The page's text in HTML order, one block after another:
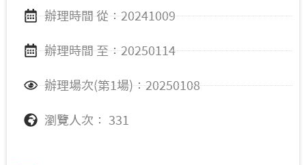
辦理時間 從：20241009
辦理時間 至：20250114
辦理場次(第1場)：20250108
瀏覽人次： 331